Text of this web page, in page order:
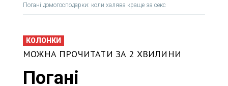
Погані домогосподарки: коли халява краще за секс
КОЛОНКИ
МОЖНА ПРОЧИТАТИ ЗА 2 ХВИЛИНИ
Погані